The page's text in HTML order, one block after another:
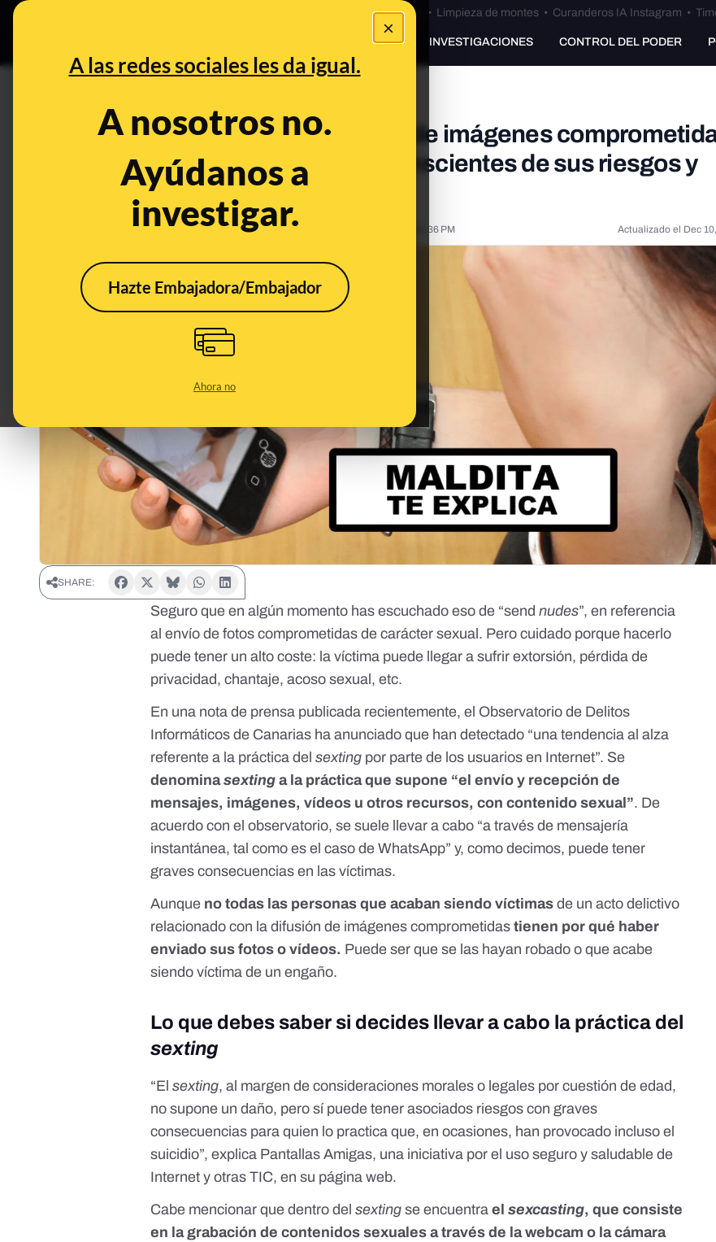
×
A las redes sociales les da igual.
A nosotros no.
Ayúdanos a
investigar.
Hazte Embajadora/Embajador
Ahora no
Bulos Ceuta • Limpieza de montes• Curanderos IA Instagram •
PREBUNKING INVESTIGACIONES CONTROL DEL PODER
Cuidado con el 'sexting' o el envío de imágenes
qué es importante que seamos conscientes de sus riesgos y
cuidemos nuestra privacidad
Publicado el Aug 5, 2021, 3:38:36 PM Actualizado el Dec
SHARE:
Seguro que en algún momento has escuchado eso de “sendnudes”, en referencia
al envío de fotos comprometidas de carácter sexual. Pero cuidado porque hacerlo
puede tener un alto coste: la víctima puede llegar a sufrir extorsión, pérdida de
privacidad, chantaje, acoso sexual, etc.
En una nota de prensa publicada recientemente,el Observatorio de Delitos
Informáticos de Canarias ha anunciado que han detectado “una tendencia al alza
referente a la práctica delsexting por parte de los usuarios en Internet”. Se
denominasexting a la práctica que supone “el envío y recepción de
mensajes, imágenes, vídeos u otros recursos, con contenido sexual”. De
acuerdo con el observatorio, se suele llevar a cabo “a través de mensajería
instantánea, tal como es el caso de WhatsApp” y, como decimos, puede tener
graves consecuencias en las víctimas.
Aunque no todas las personas que acaban siendo víctimasde un acto delictivo
relacionado con la difusión de imágenes comprometidas tienen por qué haber
enviado sus fotos o vídeos. Puede ser que se las hayan robado o que acabe
siendo víctima de un engaño.
Lo que debes saber si decides llevar a cabo la práctica del
sexting
“Elsexting, al margen de consideraciones morales o legales por cuestión de edad,
no supone un daño, pero sí puede tener asociados riesgos con graves
consecuencias para quien lo practica que, en ocasiones, han provocado incluso el
suicidio”, explica Pantallas Amigas, una iniciativa por el uso seguro y saludable de
Internet y otras TIC,en su página web.
Cabe mencionar que dentro delsexting se encuentraelsexcasting, que consiste
en la grabación de contenidos sexuales a través de la webcam o la cámara